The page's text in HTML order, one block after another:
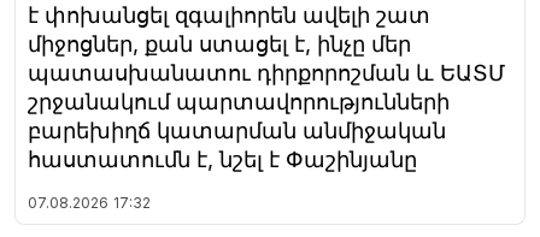
է փոխանցել զգալիորեն ավելի շատ
միջոցներ, քան ստացել է, ինչը մեր
պատասխանատու դիրքորոշման և ԵԱՏՄ
շրջանակում պարտավորությունների
բարեխիղճ կատարման անմիջական
հաստատումն է, նշել է Փաշինյանը
07.08.2026 17:32